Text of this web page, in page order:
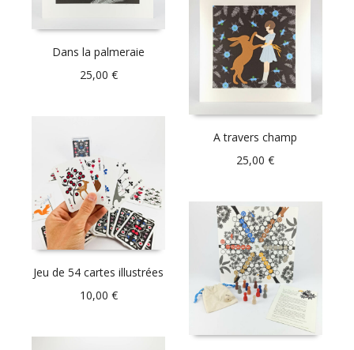
Dans la palmeraie
25,00 €
A travers champ
25,00€
Jeu de 54 cartes illustrées
10,00 €